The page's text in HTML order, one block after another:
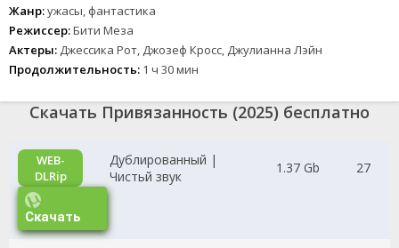
Жанр:ужасы, фантастика
Режиссер:Бити Меза
Актеры: Джессика Рот, Джозеф Кросс, Джулианна Лэйн
Продолжительность: 1 ч 30 мин
Скачать Привязанность (2025) бесплатно
WEB-
DLRip
Дублированный |
Чистьй звук
1.37 Gb 27
Скачать